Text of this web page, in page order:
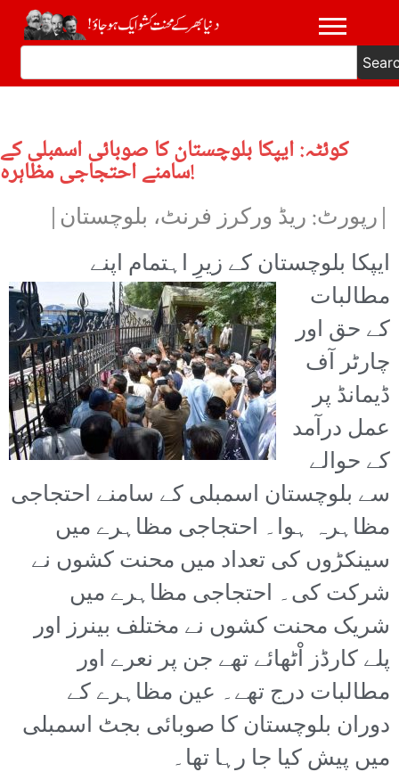
کوئٹہ: ایپکا بلوچستان کا صوبائی اسمبلی کے
سامنے احتجاجی مظاہرہ!
|رپورٹ: ریڈ ورکرز فرنٹ، بلوچستان|
ایپکا بلوچستان کے زیرِ اہتمام اپنے
مطالبات
کے حق اور
چارٹر آف
ڈیمانڈ پر
عمل درآمد
کے حوالے
سے بلوچستان اسمبلی کے سامنے احتجاجی
مظاہرہ ہوا۔ احتجاجی مظاہرے میں
سینکڑوں کی تعداد میں محنت کشوں نے
شرکت کی۔ احتجاجی مظاہرے میں
شریک محنت کشوں نے مختلف بینرز اور
پلے کارڈز اْٹھائے تھے جن پر نعرے اور
مطالبات درج تھے۔ عین مظاہرے کے
دوران بلوچستان کا صوبائی بجٹ اسمبلی
میں پیش کیا جا رہا تھا۔